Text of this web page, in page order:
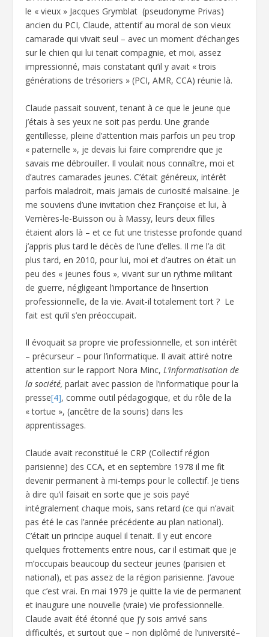
le « vieux » Jacques Grymblat (pseudonyme Privas)
ancien du PCI, Claude, attentif au moral de son vieux
camarade qui vivait seul – avec un moment d’échanges
sur le chien qui lui tenait compagnie, et moi, assez
impressionné, mais constatant qu’il y avait « trois
générations de trésoriers » (PCI, AMR, CCA) réunie là.
Claude passait souvent, tenant à ce que le jeune que
j’étais à ses yeux ne soit pas perdu. Une grande
gentillesse, pleine d’attention mais parfois un peu trop
« paternelle », je devais lui faire comprendre que je
savais me débrouiller. Il voulait nous connaître, moi et
d’autres camarades jeunes. C’était généreux, intérêt
parfois maladroit, mais jamais de curiosité malsaine. Je
me souviens d’une invitation chez Françoise et lui, à
Verrières-le-Buisson ou à Massy, leurs deux filles
étaient alors là – et ce fut une tristesse profonde quand
j’appris plus tard le décès de l’une d’elles. Il me l’a dit
plus tard, en 2010, pour lui, moi et d’autres on était un
peu des « jeunes fous », vivant sur un rythme militant
de guerre, négligeant l’importance de l’insertion
professionnelle, de la vie. Avait-il totalement tort ? Le
fait est qu’il s’en préoccupait.
Il évoquait sa propre vie professionnelle, et son intérêt
– précurseur – pour l’informatique. Il avait attiré notre
attention sur le rapport Nora Minc,L’informatisation de
la société,parlait avec passion de l’informatique pour la
presse[4], comme outil pédagogique, et du rôle de la
« tortue », (ancêtre de la souris) dans les
apprentissages.
Claude avait reconstitué le CRP (Collectif région
parisienne) des CCA, et en septembre 1978 il me fit
devenir permanent à mi-temps pour le collectif. Je tiens
à dire qu’il faisait en sorte que je sois payé
intégralement chaque mois, sans retard (ce qui n’avait
pas été le cas l’année précédente au plan national).
C’était un principe auquel il tenait. Il y eut encore
quelques frottements entre nous, car il estimait que je
m’occupais beaucoup du secteur jeunes (parisien et
national), et pas assez de la région parisienne. J’avoue
que c’est vrai. En mai 1979 je quitte la vie de permanent
et inaugure une nouvelle (vraie) vie professionnelle.
Claude avait été étonné que j’y sois arrivé sans
difficultés, et surtout que – non diplômé de l’université–